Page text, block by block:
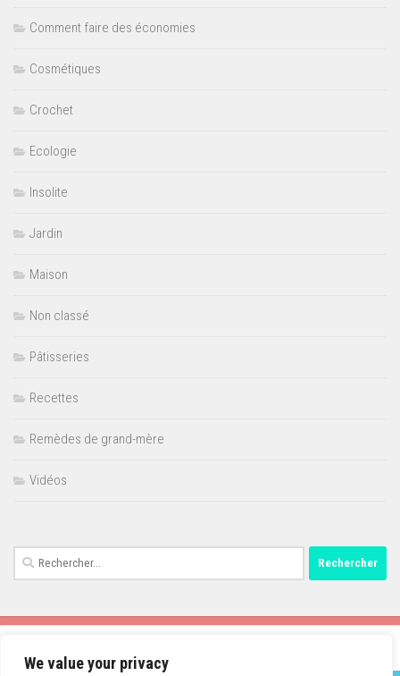
We value your privacy
Comment faire des économies
Cosmétiques
Crochet
Ecologie
Insolite
Jardin
Maison
Non classé
Pâtisseries
Recettes
Remèdes de grand-mère
Vidéos
Rechercher :